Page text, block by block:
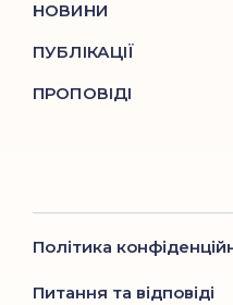
НОВИНИ
ПУБЛІКАЦІЇ
ПРОПОВІДІ
Політика
Питання та відповіді